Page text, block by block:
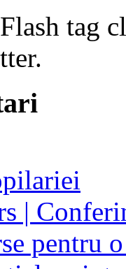
tag
|
pentru